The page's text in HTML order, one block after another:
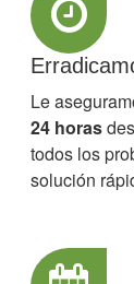
Le
24 horas
todos los
solución